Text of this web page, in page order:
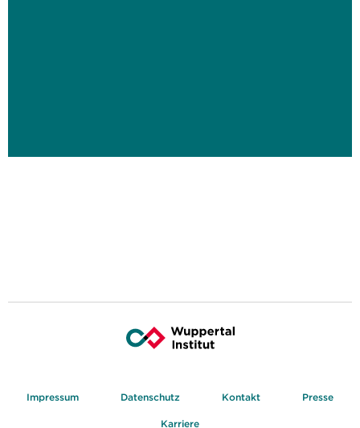
Impressum Datenschutz Kontakt Presse
Karriere